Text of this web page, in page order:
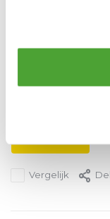
Do you have a
Vergelijk